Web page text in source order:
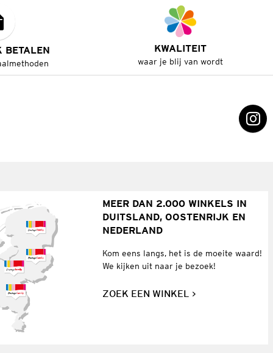
BETALEN KWALITEIT
waar je blij van wordt
MEER DAN 2.000 WINKELS IN
DUITSLAND, OOSTENRIJK EN
NEDERLAND
Kom eens langs, het is de moeite waard!
We kijken uit naar je bezoek!
ZOEK EEN WINKEL